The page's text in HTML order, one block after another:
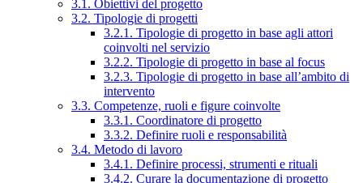
3.1. Obiettivi del progetto
3.2. Tipologie di progetti
3.2.1. Tipologie di progetto in base agli attori
coinvolti nel servizio
3.2.2. Tipologie di progetto in base al focus
3.2.3. Tipologie di progetto in base all’ambito di
intervento
3.3. Competenze, ruoli e figure coinvolte
3.3.1. Coordinatore di progetto
3.3.2. Definire ruoli e responsabilità
3.4. Metodo di lavoro
3.4.1. Definire processi, strumenti e rituali
3.4.2. Curare la documentazione di progetto